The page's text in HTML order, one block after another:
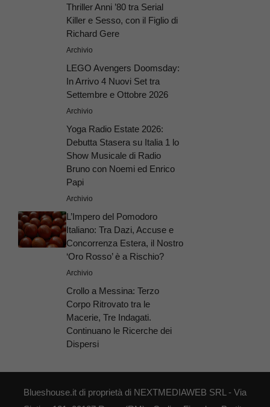
Thriller Anni ’80 tra Serial
Killer e Sesso, con il Figlio di
Richard Gere
Archivio
LEGO Avengers Doomsday:
In Arrivo 4 Nuovi Set tra
Settembre e Ottobre 2026
Archivio
Yoga Radio Estate 2026:
Debutta Stasera su Italia 1 lo
Show Musicale di Radio
Bruno con Noemi ed Enrico
Papi
Archivio
L’Impero del Pomodoro
Italiano: Tra Dazi, Accuse e
Concorrenza Estera, il Nostro
‘Oro Rosso’ è a Rischio?
Archivio
Crollo a Messina: Terzo
Corpo Ritrovato tra le
Macerie, Tre Indagati.
Continuano le Ricerche dei
Dispersi
Blueshouse.it di proprietà di NEXTMEDIAWEB SRL - Via